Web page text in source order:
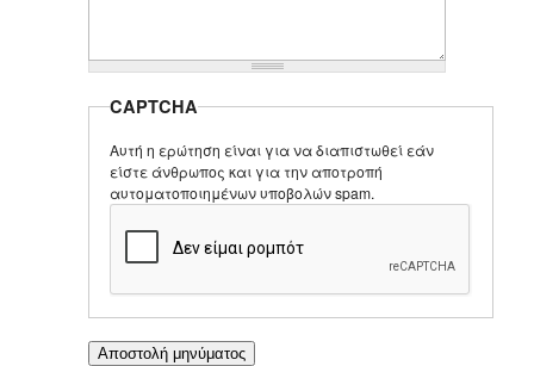
CAPTCHA
Αυτή η ερώτηση είναι για να διαπιστωθεί εάν
είστε άνθρωπος και για την αποτροπή
αυτοματοποιημένων υποβολών spam.